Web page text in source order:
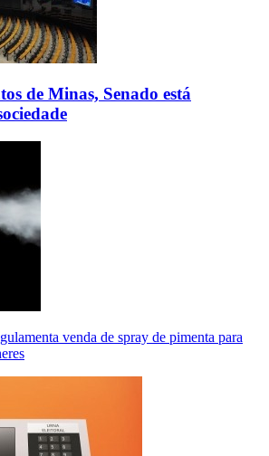
de Minas, Senado está
venda de spray de pimenta para